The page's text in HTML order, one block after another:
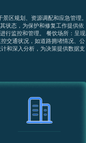
区规划、资源调配和应急管理。
状态，为保护和修复工作提供依
行监控和管理。 餐饮场所：呈现
交通状况，如道路拥堵情况、公
和深入分析，为决策提供数据支